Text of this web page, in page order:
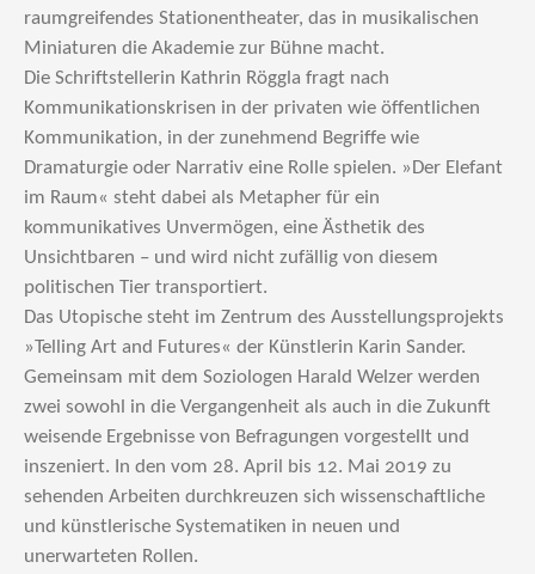
raumgreifendes Stationentheater, das in musikalischen
Miniaturen die Akademie zur Bühne macht.
Die Schriftstellerin Kathrin Röggla fragt nach
Kommunikationskrisen in der privaten wie öffentlichen
Kommunikation, in der zunehmend Begriffe wie
Dramaturgie oder Narrativ eine Rolle spielen. »Der Elefant
im Raum« steht dabei als Metapher für ein
kommunikatives Unvermögen, eine Ästhetik des
Unsichtbaren – und wird nicht zufällig von diesem
politischen Tier transportiert.
Das Utopische steht im Zentrum des Ausstellungsprojekts
»Telling Art and Futures« der Künstlerin Karin Sander.
Gemeinsam mit dem Soziologen Harald Welzer werden
zwei sowohl in die Vergangenheit als auch in die Zukunft
weisende Ergebnisse von Befragungen vorgestellt und
inszeniert. In den vom 28. April bis 12. Mai 2019 zu
sehenden Arbeiten durchkreuzen sich wissenschaftliche
und künstlerische Systematiken in neuen und
unerwarteten Rollen.